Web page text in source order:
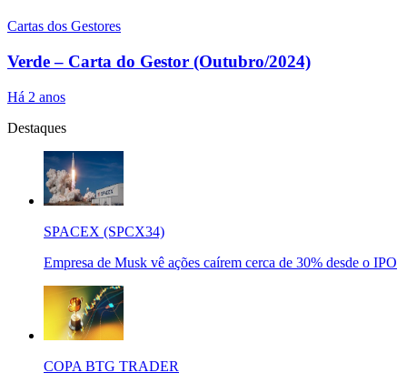
Cartas dos Gestores
Verde – Carta do Gestor (Outubro/2024)
Há 2 anos
Destaques
SPACEX (SPCX34)
Empresa de Musk vê ações caírem cerca de 30% desde o IPO
COPA BTG TRADER